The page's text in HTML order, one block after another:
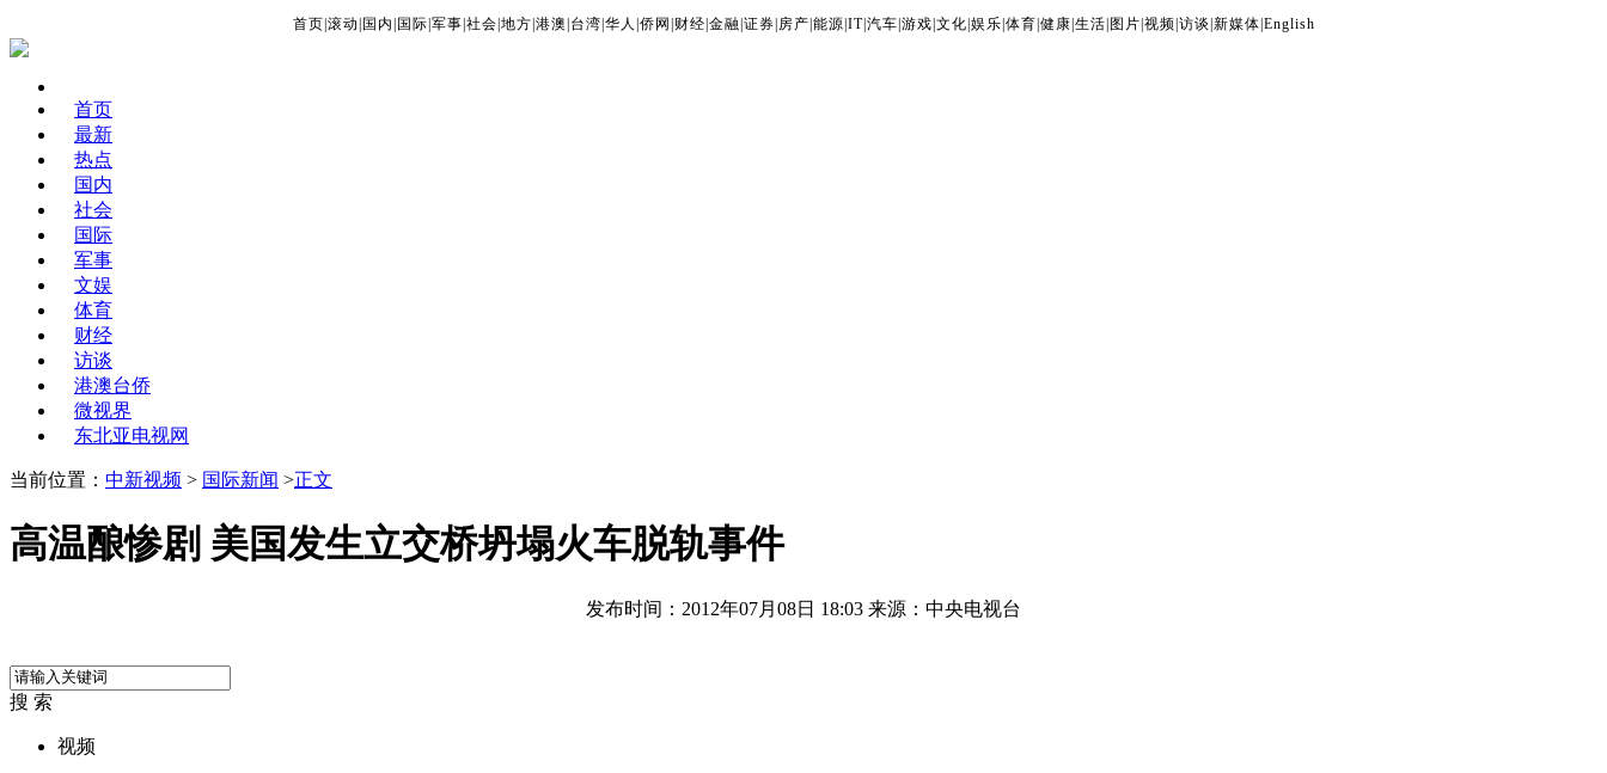
首页 滚动 国内 国际 军事 社会 地方 港澳 台湾 华人 侨网 财经 金融 证券 房产 能源 IT| 汽车 游戏 文化 娱乐 体育 健康 生活 图片 视频 访谈 新媒体 English
首页
最新
热点
国内
社会
国际
军事
文娱
体育
财经
访谈
港澳台侨
微视界
东北亚电视网
当前位置： 中新视频 > 国际新闻 >正文
高温酿惨剧 美国发生立交桥坍塌火车脱轨事件
发布时间：2012年07月08日 18:03 来源：中央电视台
搜 索
视频